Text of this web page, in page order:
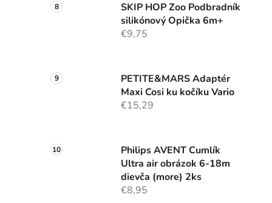
SKIP HOP Zoo Podbradník
silikónový Opička 6m+
€9,75
PETITE&MARS Adaptér
Maxi Cosi ku kočíku Vario
€15,29
Philips AVENT Cumlík
Ultra air obrázok 6-18m
dievča (more) 2ks
€8,95